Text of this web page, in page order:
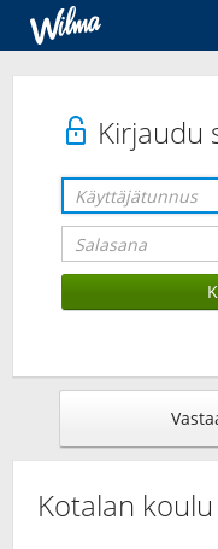
Kirjaudu
Kotalan koulu